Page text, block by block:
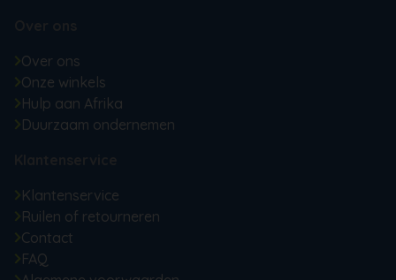
Over ons
Onze winkels
Hulp aan Afrika
Duurzaam ondernemen
Klantenservice
Ruilen of retourneren
Contact
FAQ